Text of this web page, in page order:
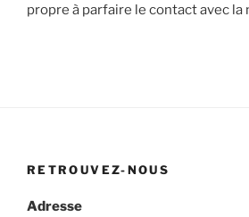
propre à parfaire le contact avec la
RETROUVEZ-NOUS
Adresse